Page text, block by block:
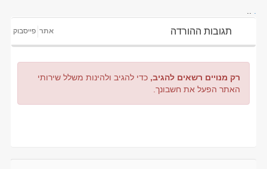
תגובות ההורדה אתר פייסבוק
רק מנויים רשאים להגיב, כדי להגיב ולהינות משלל שירותי
האתר הפעל את חשבונך.